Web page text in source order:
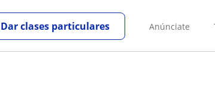
Anúnciate
Dar clases particulares